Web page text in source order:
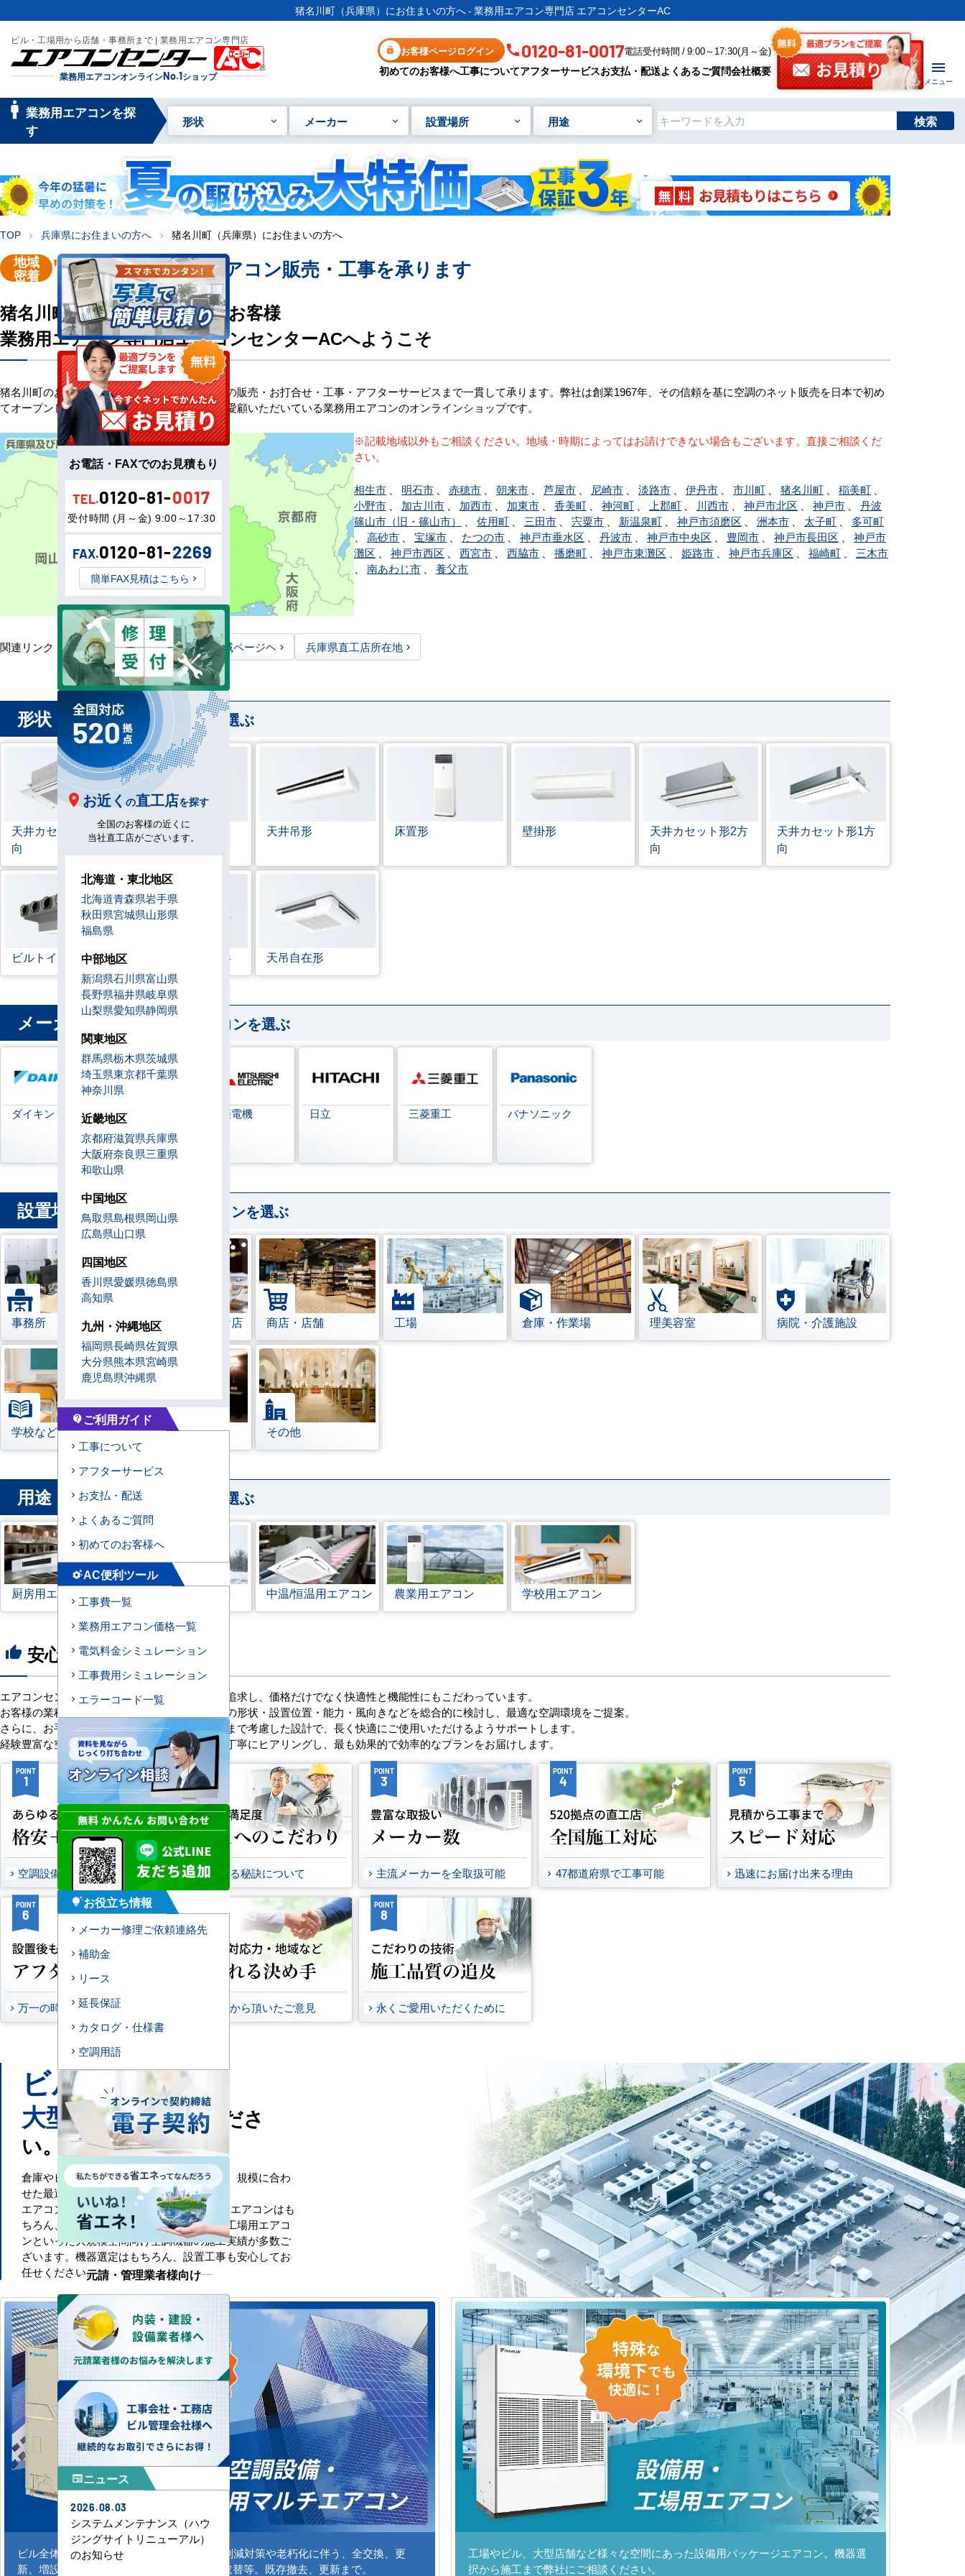
猪名川町（兵庫県）にお住まいの方へ - 業務用エアコン専門店 エアコンセンターAC
ビル・工場用から店舗・事務所まで | 業務用エアコン専門店
業務用エアコンオンラインNo.1ショップ
お客様ページログイン 0120-81-0017電話受付時間 / 9:00～17:30(月～金)
初めてのお客様へ工事についてアフターサービスお支払・配送よくあるご質問会社概要
メニュー
manage_searc
業務用エアコンを探
す
形状 メーカー 設置場所 用途 検索
TOP chevron_right 兵庫県にお住まいの方へ chevron_right 猪名川町（兵庫県）にお住まいの方へ
地域
密着 "猪名川町"業務用エアコン販売・工事を承ります
猪名川町にお住い・お勤めのお客様
業務用エアコン専門店エアコンセンターACへようこそ
猪名川町のお客様へ業務用エアコン・空調機器の販売・お打合せ・工事・アフターサービスまで一貫して承ります。弊社は創業1967年、その信頼を基に空調のネット販売を日本で初め
てオープンしました。以来、皆様にご信頼・ご愛顧いただいている業務用エアコンのオンラインショップです。
※記載地域以外もご相談ください。地域・時期によってはお請けできない場合もございます。直接ご相談くだ
さい。
相生市 明石市 赤穂市 朝来市 芦屋市 尼崎市 淡路市 伊丹市 市川町 猪名川町 稲美町
小野市
加古川市 加西市 加東市 香美町 神河町 上郡町 川西市 神戸市北区 神戸市
丹波
篠山市（旧・篠山市）
佐用町 三田市 宍粟市 新温泉町 神戸市須磨区 洲本市 太子町
多可町
高砂市 宝塚市 たつの市 神戸市垂水区 丹波市 神戸市中央区 豊岡市 神戸市長田区
神戸市
灘区
神戸市西区 西宮市 西脇市 播磨町 神戸市東灘区 姫路市 神戸市兵庫区 福崎町
三木市
南あわじ市 養父市
関連リンク： TOPページヘ 兵庫県全域ページヘ 兵庫県直工店所在地
形状 から業務用エアコンを選ぶ
天井カセット形4方
向
ラウンドフロー 天井吊形 床置形 壁掛形 天井カセット形2方
向
天井カセット形1方
向
ビルトイン形 天井埋込ダクト形 天吊自在形
メーカー から業務用エアコンを選ぶ
ダイキン
日本キヤリア
(旧:東芝キヤリ
ア)
三菱電機 日立 三菱重工 パナソニック
設置場所 から業務用エアコンを選ぶ
事務所 レストラン・飲食店 商店・店舗 工場 倉庫・作業場 理美容室 病院・介護施設
学校などの教育機関 宿泊施設 その他
用途 から業務用エアコンを選ぶ
厨房用エアコン 寒冷地用エアコン 中温/恒温用エアコン 農業用エアコン 学校用エアコン
thumb_up 安心の8つのポイント
エアコンセンターACは、「格安＋α」の価値を追求し、価格だけでなく快適性と機能性にもこだわっています。
お客様の業種や施設の形態に合わせて、室内機の形状・設置位置・能力・風向きなどを総合的に検討し、最適な空調環境をご提案。
さらに、お手入れのしやすさやメンテナンス性まで考慮した設計で、長く快適にご使用いただけるようサポートします。
経験豊富な空調技術者が現場の状況やご要望を丁寧にヒアリングし、最も効果的で効率的なプランをお届けします。
POINT
1
空調設備のご提案について
POINT
2
選ばれる秘訣について
POINT
3
主流メーカーを全取扱可能
POINT
4
47都道府県で工事可能
POINT
5
迅速にお届け出来る理由
POINT
6
万一の時もお任せください
7
お客様から頂いたご意見
POINT
8
永くご愛用いただくために
ビル 工場などの
大型施設もお任せくださ
い。
倉庫やビル・工場といった大規模空間には、規模に合わ
せた最適な空調設備が必要です。
エアコンセンターACでは、一般的な業務用エアコンはも
ちろん、ビル用マルチエアコンや設備用・工場用エアコ
ンといった大規模空間向け空調機器の施工実績が多数ご
ざいます。機器選定はもちろん、設置工事も安心してお
任せください。
ビル全体のシステム空調の新規導入、CO2削減対策や老朽化に伴う、全交換、更
新、増設。水冷式、ガスエアコンの更新、取替等。既存撤去、更新まで。
工場やビル、大型店舗など様々な空間にあった設備用パッケージエアコン。機器選
択から施工まで弊社にご相談ください。
お電話・FAXでのお見積もり
TEL.0120-81-0017
受付時間 (月～金) 9:00～17:30
FAX.0120-81-2269
簡単FAX見積はこちら
お近く の直工店を探す
全国のお客様の近くに
当社直工店がございます。
北海道・東北地区
北海道青森県岩手県
秋田県宮城県山形県
福島県
中部地区
新潟県石川県富山県
長野県福井県岐阜県
山梨県愛知県静岡県
関東地区
群馬県栃木県茨城県
埼玉県東京都千葉県
神奈川県
近畿地区
京都府滋賀県兵庫県
大阪府奈良県三重県
和歌山県
中国地区
鳥取県島根県岡山県
広島県山口県
四国地区
香川県愛媛県徳島県
高知県
九州・沖縄地区
福岡県長崎県佐賀県
大分県熊本県宮崎県
鹿児島県沖縄県
contact_support ご利用ガイド
工事について
アフターサービス
お支払・配送
よくあるご質問
初めてのお客様へ
settings_suggestAC便利ツール
工事費一覧
業務用エアコン価格一覧
電気料金シミュレーション
工事費用シミュレーション
エラーコード一覧
tips_and_updatesお役立ち情報
メーカー修理ご依頼連絡先
補助金
リース
延長保証
カタログ・仕様書
空調用語
元請・管理業者様向け
newspaperニュース
2026.08.03
システムメンテナンス（ハウ
ジングサイトリニューアル）
のお知らせ